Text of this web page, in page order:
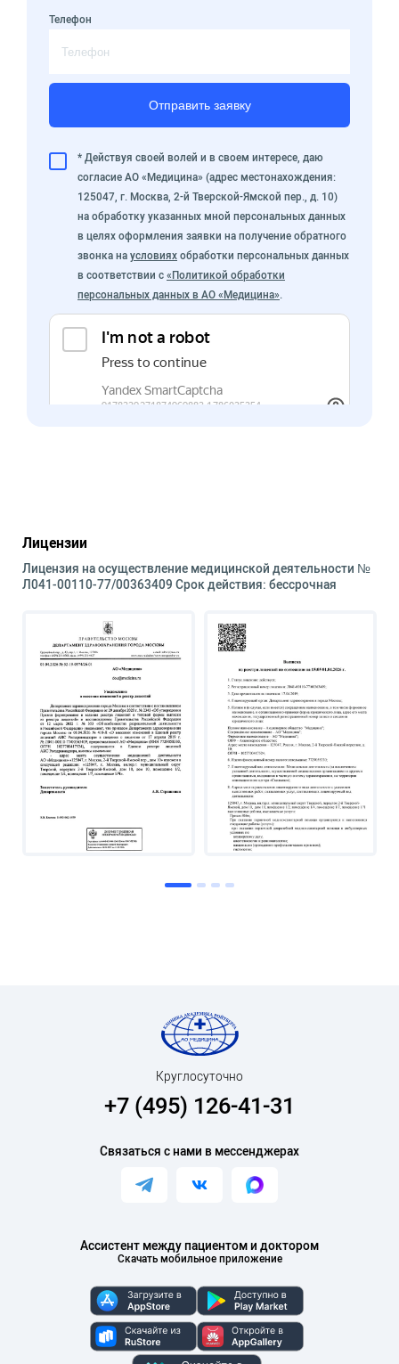
Телефон
Отправить заявку
* Действуя своей волей и в своем интересе, даю
согласие АО «Медицина» (адрес местонахождения:
125047, г. Москва, 2-й Тверской-Ямской пер., д. 10)
на обработку указанных мной персональных данных
в целях оформления заявки на получение обратного
звонка на условиях обработки персональных данных
в соответствии с «Политикой обработки
персональных данных в АО «Медицина».
Лицензии
Лицензия на осуществление медицинской деятельности №
Л041-00110-77/00363409 Срок действия: бессрочная
Ассистент между пациентом и доктором
Скачать мобильное приложение
Круглосуточно
+7 (495) 126-41-31
Связаться с нами в мессенджерах